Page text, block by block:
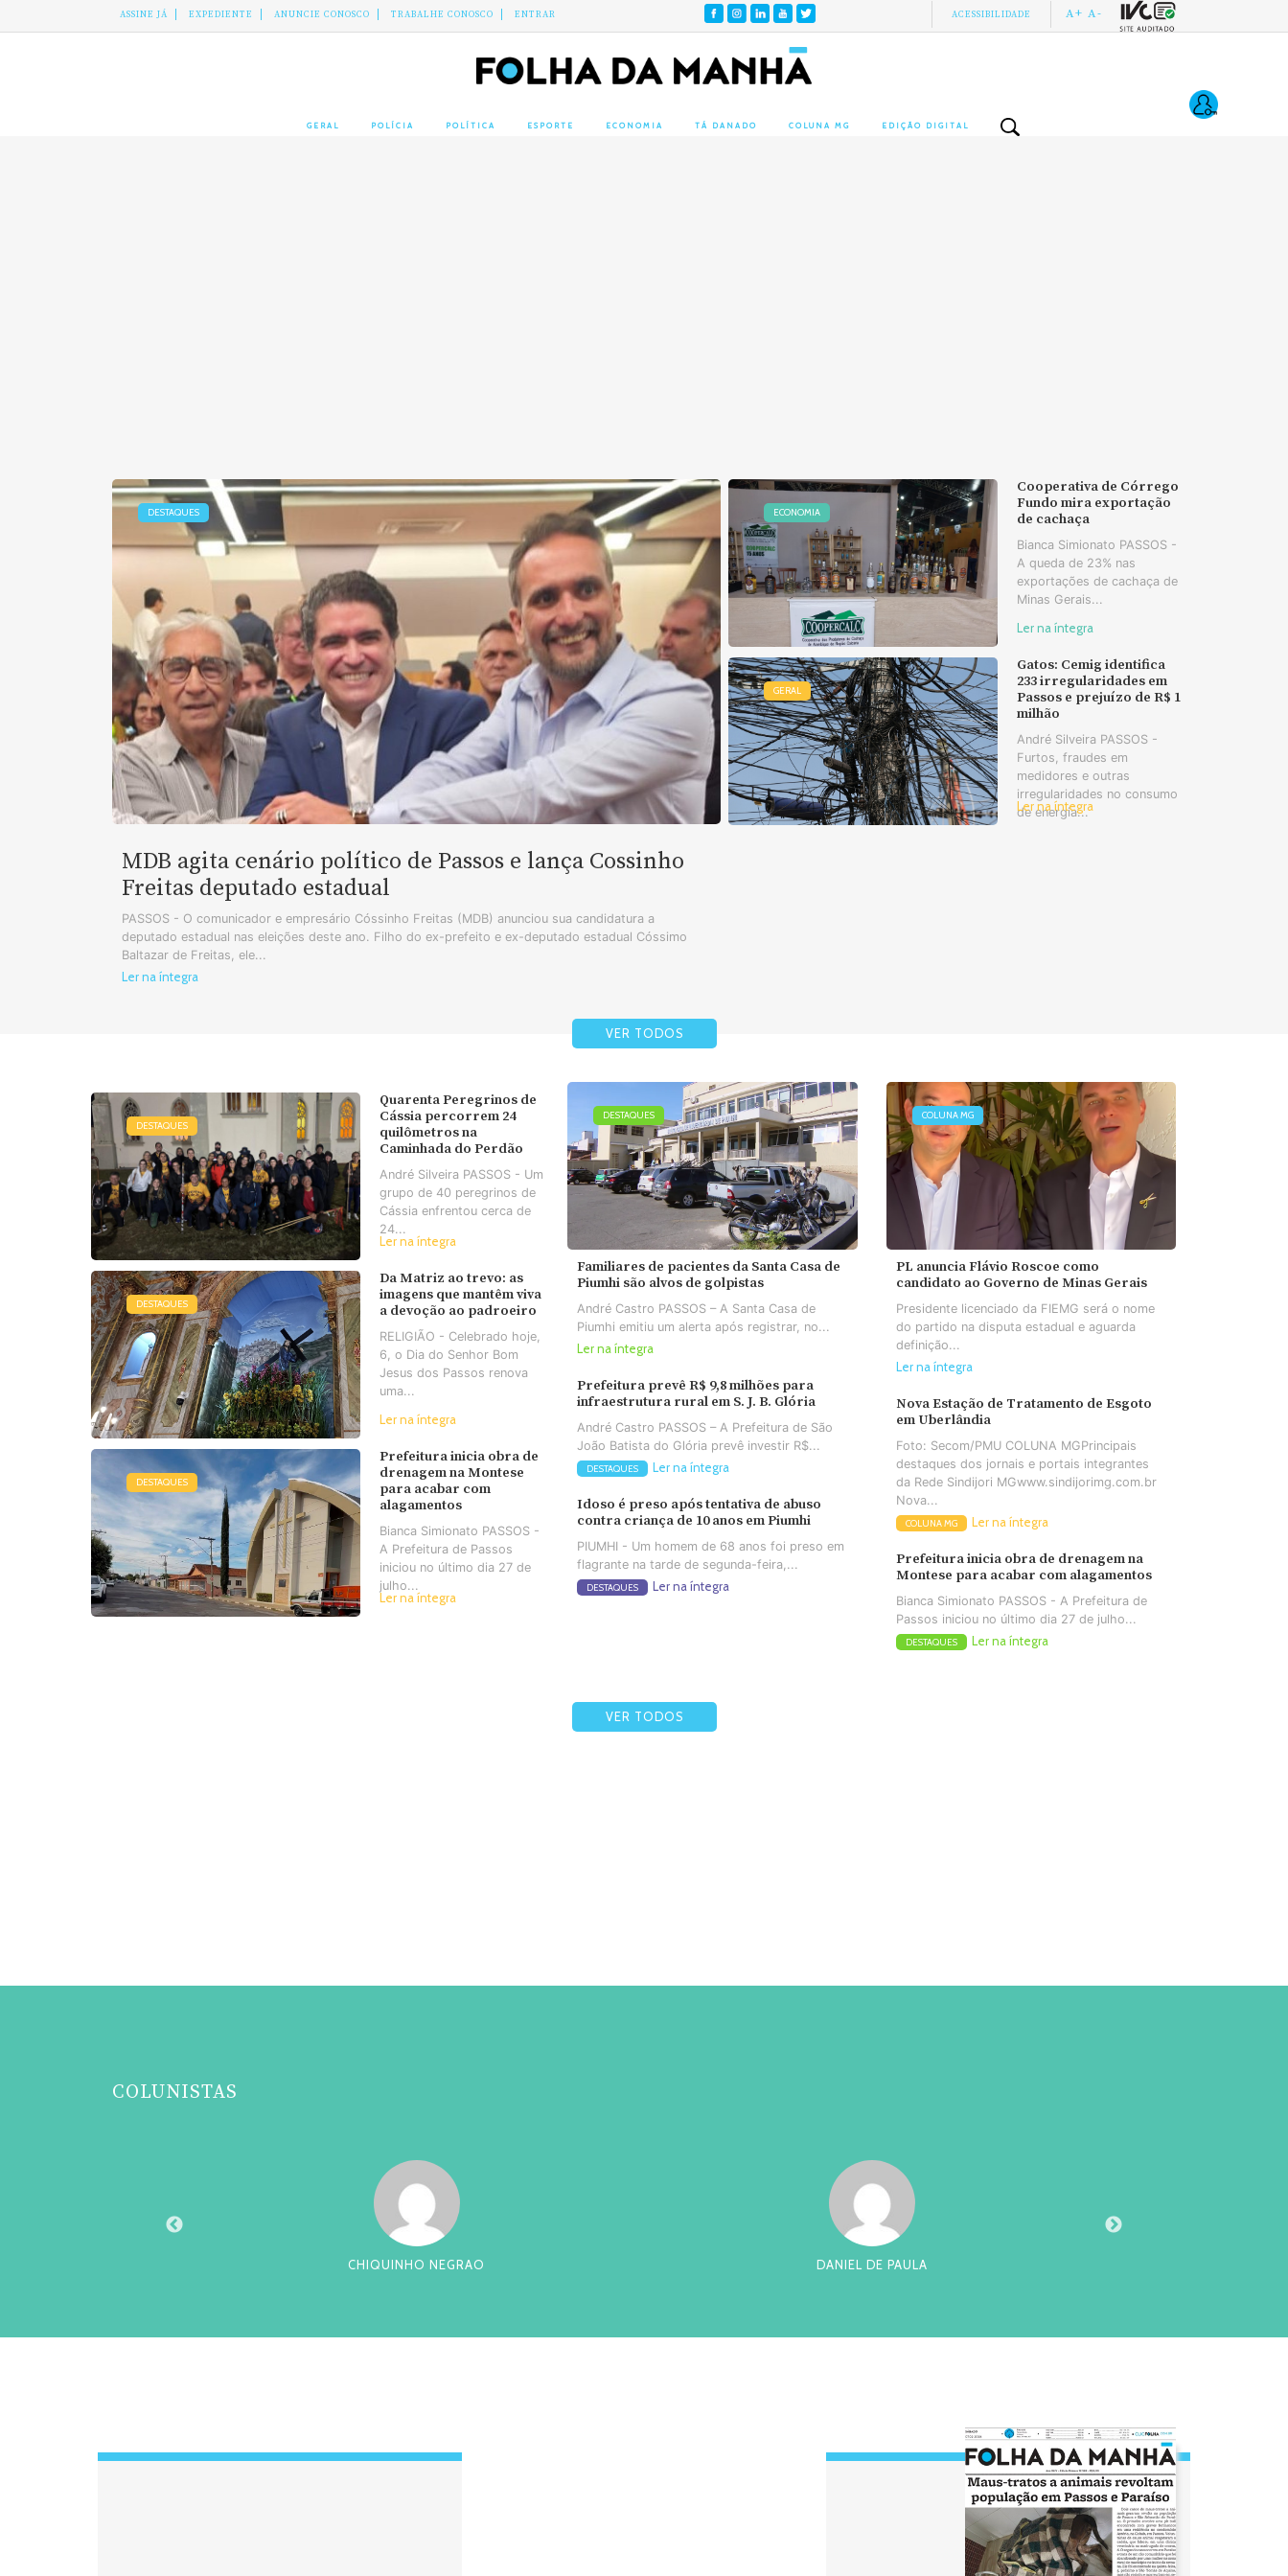
ASSINE JÁ EXPEDIENTE ANUNCIE CONOSCO TRABALHE CONOSCO ENTRAR ACESSIBILIDADE A+ A-
GERAL POLÍCIA POLÍTICA ESPORTE ECONOMIA TÁ DANADO COLUNA MG EDIÇÃO DIGITAL
DESTAQUES
MDB agita cenário político de Passos e lança Cossinho
Freitas deputado estadual
PASSOS - O comunicador e empresário Cóssinho Freitas (MDB) anunciou sua candidatura a
deputado estadual nas eleições deste ano. Filho do ex-prefeito e ex-deputado estadual Cóssimo
Baltazar de Freitas, ele...
Ler na íntegra
ECONOMIA
Cooperativa de Córrego
Fundo mira exportação
de cachaça
Bianca Simionato PASSOS -
A queda de 23% nas
exportações de cachaça de
Minas Gerais...
Ler na íntegra
GERAL
Gatos: Cemig identifica
233 irregularidades em
Passos e prejuízo de R$ 1
milhão
André Silveira PASSOS -
Furtos, fraudes em
medidores e outras
irregularidades no consumo
de energia...
Ler na íntegra
VER TODOS
DESTAQUES
Quarenta Peregrinos de
Cássia percorrem 24
quilômetros na
Caminhada do Perdão
André Silveira PASSOS - Um
grupo de 40 peregrinos de
Cássia enfrentou cerca de
24...
Ler na íntegra
DESTAQUES
Da Matriz ao trevo: as
imagens que mantêm viva
a devoção ao padroeiro
RELIGIÃO - Celebrado hoje,
6, o Dia do Senhor Bom
Jesus dos Passos renova
uma...
Ler na íntegra
DESTAQUES
Prefeitura inicia obra de
drenagem na Montese
para acabar com
alagamentos
Bianca Simionato PASSOS -
A Prefeitura de Passos
iniciou no último dia 27 de
julho...
Ler na íntegra
DESTAQUES
Familiares de pacientes da Santa Casa de
Piumhi são alvos de golpistas
André Castro PASSOS – A Santa Casa de
Piumhi emitiu um alerta após registrar, no...
Ler na íntegra
Prefeitura prevê R$ 9,8 milhões para
infraestrutura rural em S. J. B. Glória
André Castro PASSOS – A Prefeitura de São
João Batista do Glória prevê investir R$...
DESTAQUES Ler na íntegra
Idoso é preso após tentativa de abuso
contra criança de 10 anos em Piumhi
PIUMHI - Um homem de 68 anos foi preso em
flagrante na tarde de segunda-feira,...
DESTAQUES Ler na íntegra
COLUNA MG
PL anuncia Flávio Roscoe como
candidato ao Governo de Minas Gerais
Presidente licenciado da FIEMG será o nome
do partido na disputa estadual e aguarda
definição...
Ler na íntegra
Nova Estação de Tratamento de Esgoto
em Uberlândia
Foto: Secom/PMU COLUNA MGPrincipais
destaques dos jornais e portais integrantes
da Rede Sindijori MGwww.sindijorimg.com.br
Nova...
COLUNA MG Ler na íntegra
Prefeitura inicia obra de drenagem na
Montese para acabar com alagamentos
Bianca Simionato PASSOS - A Prefeitura de
Passos iniciou no último dia 27 de julho...
DESTAQUES Ler na íntegra
VER TODOS
COLUNISTAS
CHIQUINHO NEGRAO DANIEL DE PAULA